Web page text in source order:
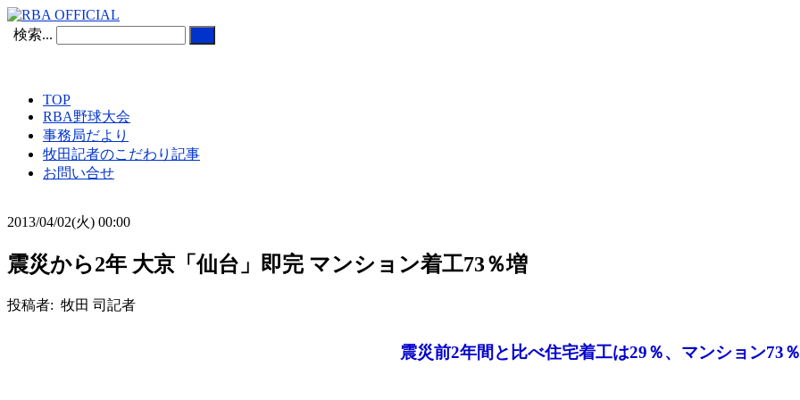
検索...
TOP
RBA野球大会
事務局だより
牧田記者のこだわり記事
お問い合せ
2013/04/02(火) 00:00
震災から2年 大京「仙台」即完 マンション着工73％増
投稿者: 牧田 司記者
震災前2年間と比べ住宅着工は29％、マンション73